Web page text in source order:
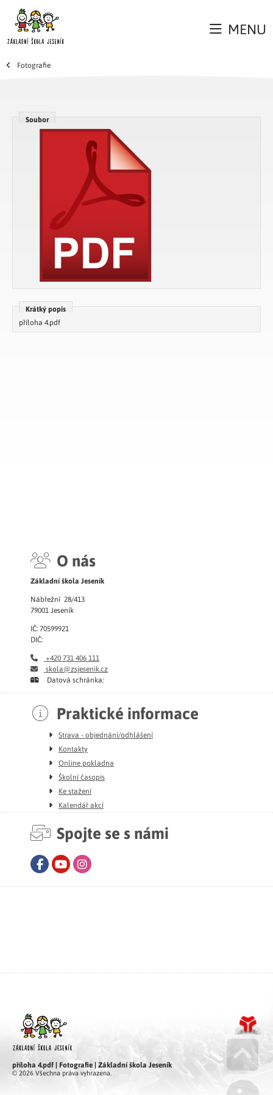
MENU
Fotografie
Soubor
Krátký popis
příloha 4.pdf
O nás
Základní škola Jeseník
Nábřežní 28/413
79001 Jeseník
IČ: 70599921
DIČ:
+420 731 406 111
skola@zsjesenik.cz
Datová schránka:
Praktické informace
Strava - objednání/odhlášení
Kontakty
Online pokladna
Školní časopis
Ke stažení
Kalendář akcí
Spojte se s námi
FacebookYoutube
příloha 4.pdf | Fotografie | Základní škola Jeseník
© 2026 Všechna práva vyhrazena. Go